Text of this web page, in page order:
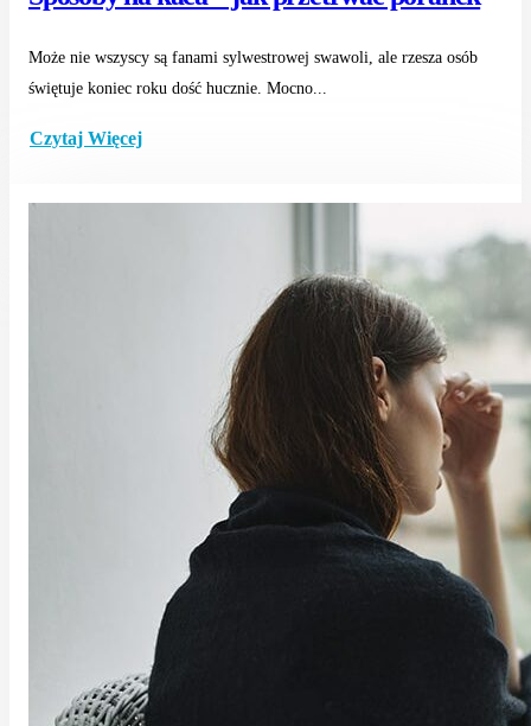
Może nie wszyscy są fanami sylwestrowej swawoli, ale rzesza osób
świętuje koniec roku dość hucznie. Mocno...
Czytaj Więcej